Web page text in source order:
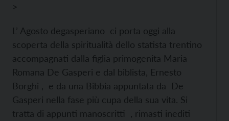
>
L’ Agosto degasperiano ci porta oggi alla
scoperta della spiritualità dello statista trentino
accompagnati dalla figlia primogenita Maria
Romana De Gasperi e dal biblista, Ernesto
Borghi , e da una Bibbia appuntata da De
Gasperi nella fase più cupa della sua vita. Si
tratta di appunti manoscritti , rimasti inediti